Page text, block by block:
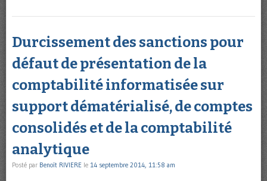
Durcissement des sanctions pour
défaut de présentation de la
comptabilité informatisée sur
support dématérialisé, de comptes
consolidés et de la comptabilité
analytique
Posté par Benoît RIVIERE le 14 septembre 2014, 11:58 am